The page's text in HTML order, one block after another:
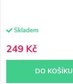
Skladem
249 Kč
DO KOŠÍKU